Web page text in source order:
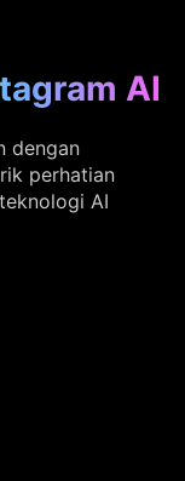
AI
dengan
perhatian
AI